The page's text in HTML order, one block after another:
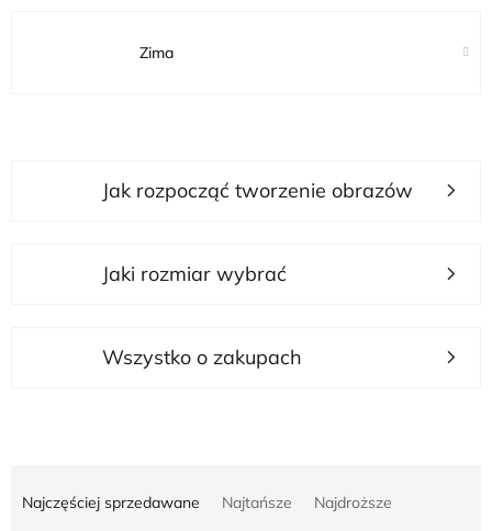
Zima
Najczęściej sprzedawane Najtańsze Najdroższe
Jak rozpocząć tworzenie obrazów
Jaki rozmiar wybrać
Wszystko o zakupach